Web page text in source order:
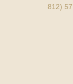
812)